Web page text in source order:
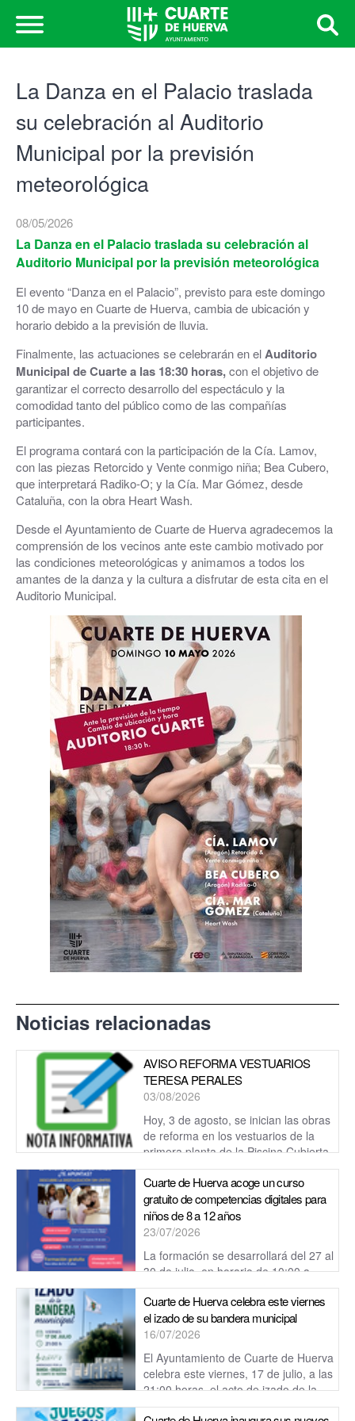
La Danza en el Palacio traslada
su celebración al Auditorio
Municipal por la previsión
meteorológica
08/05/2026
La Danza en el Palacio traslada su celebración al
Auditorio Municipal por la previsión meteorológica
El evento “Danza en el Palacio”, previsto para este domingo
10 de mayo en Cuarte de Huerva, cambia de ubicación y
horario debido a la previsión de lluvia.
Finalmente, las actuaciones se celebrarán en elAuditorio
Municipal de Cuarte a las 18:30 horas,con el objetivo de
garantizar el correcto desarrollo del espectáculo y la
comodidad tanto del público como de las compañías
participantes.
El programa contará con la participación de la Cía. Lamov,
con las piezas Retorcido y Vente conmigo niña; Bea Cubero,
que interpretará Radiko-O; y la Cía. Mar Gómez, desde
Cataluña, con la obra Heart Wash.
Desde el Ayuntamiento de Cuarte de Huerva agradecemos la
comprensión de los vecinos ante este cambio motivado por
las condiciones meteorológicas y animamos a todos los
amantes de la danza y la cultura a disfrutar de esta cita en el
Auditorio Municipal.
Noticias relacionadas
AVISO REFORMA VESTUARIOS
TERESA PERALES
03/08/2026
Hoy, 3 de agosto, se inician las obras
de reforma en los vestuarios de la
primera planta de la Piscina Cubierta
Teresa Perales.
Cuarte de Huerva acoge un curso
gratuito de competencias digitales para
niños de 8 a 12 años
23/07/2026
La formación se desarrollará del 27 al
30 de julio, en horario de 10:00 a
12:00 horas, en el Centro Cívico Cultural de Cuarte de
Huerva.
Cuarte de Huerva celebra este viernes
el izado de su bandera municipal
16/07/2026
El Ayuntamiento de Cuarte de Huerva
celebra este viernes, 17 de julio, a las
21:00 horas, el acto de izado de la
bandera municipal.